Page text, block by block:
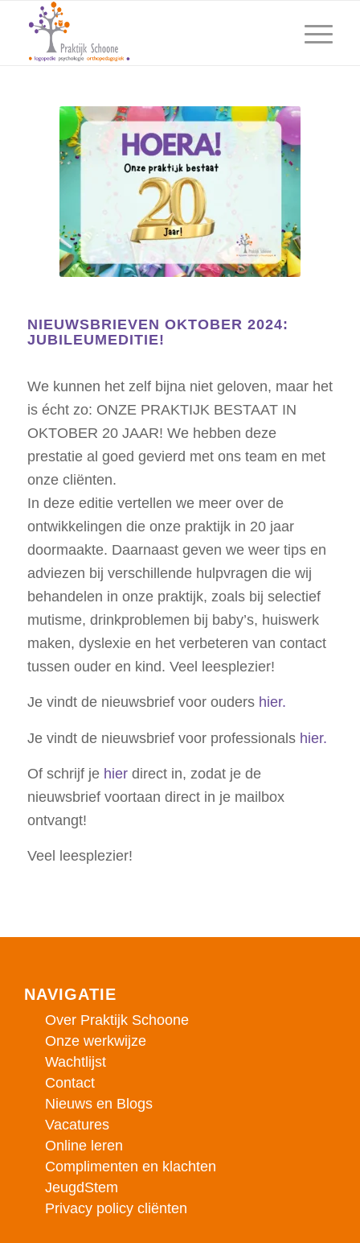
NIEUWSBRIEVEN OKTOBER 2024:
JUBILEUMEDITIE!
We kunnen het zelf bijna niet geloven, maar het
is écht zo: ONZE PRAKTIJK BESTAAT IN
OKTOBER 20 JAAR! We hebben deze
prestatie al goed gevierd met ons team en met
onze cliënten.
In deze editie vertellen we meer over de
ontwikkelingen die onze praktijk in 20 jaar
doormaakte. Daarnaast geven we weer tips en
adviezen bij verschillende hulpvragen die wij
behandelen in onze praktijk, zoals bij selectief
mutisme, drinkproblemen bij baby’s, huiswerk
maken, dyslexie en het verbeteren van contact
tussen ouder en kind. Veel leesplezier!
Je vindt de nieuwsbrief voor ouders hier.
Je vindt de nieuwsbrief voor professionals hier.
Of schrijf je hierdirect in, zodat je de
nieuwsbrief voortaan direct in je mailbox
ontvangt!
Veel leesplezier!
NAVIGATIE
Over Praktijk Schoone
Onze werkwijze
Wachtlijst
Contact
Nieuws en Blogs
Vacatures
Online leren
Complimenten en klachten
JeugdStem
Privacy policy cliënten